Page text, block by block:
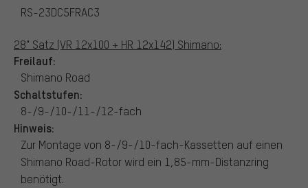
RS-23DC5FRAC3
28" Satz (VR 12x100 + HR 12x142) Shimano:
Freilauf:
Shimano Road
Schaltstufen:
8-/9-/10-/11-/12-fach
Hinweis:
Zur Montage von 8-/9-/10-fach-Kassetten auf einen
Shimano Road-Rotor wird ein 1,85-mm-Distanzring
benötigt.